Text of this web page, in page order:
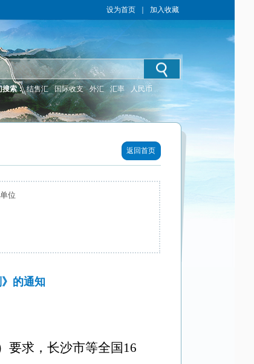
设为首页 加入收藏
搜索： 结售汇 国际收支 外汇 汇率 人民币
返回首页
位
的通知
要求 ，长沙市等全国 16